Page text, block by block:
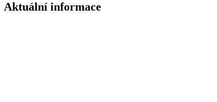
Aktuální informace